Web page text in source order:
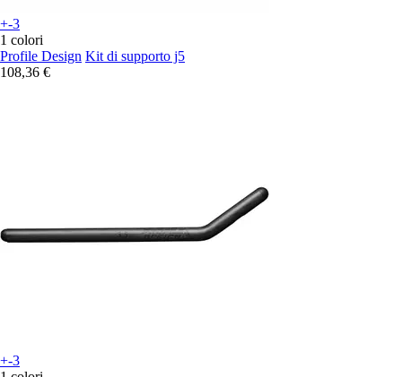
+-3
1 colori
Profile Design Kit di supporto j5
108,36 €
+-3